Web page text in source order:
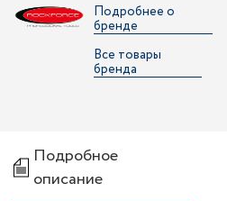
Подробнее о
бренде
Все товары
бренда
Подробное
описание